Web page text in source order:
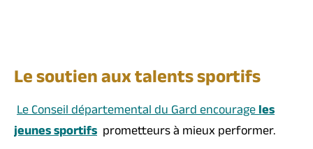
Le soutien aux talents sportifs
Le Conseil départemental du Gard encourageles
jeunes sportifs prometteurs à mieux performer.